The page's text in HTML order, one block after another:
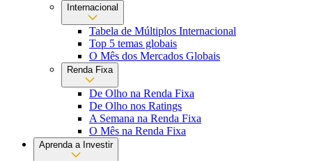
Internacional
Tabela de Múltiplos Internacional
Top 5 temas globais
O Mês dos Mercados Globais
Renda Fixa
De Olho na Renda Fixa
De Olho nos Ratings
A Semana na Renda Fixa
O Mês na Renda Fixa
Aprenda a Investir